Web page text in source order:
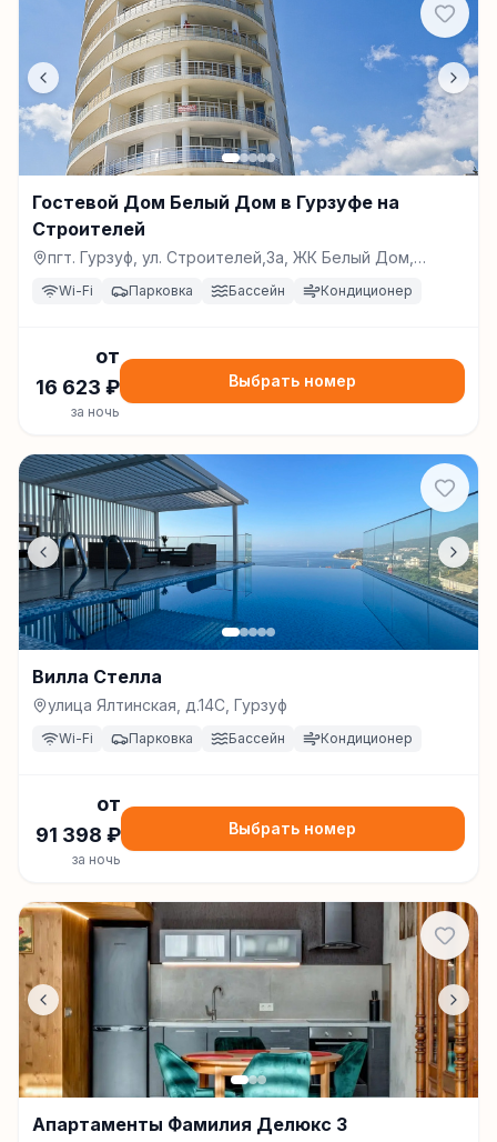
Гостевой Дом Белый Дом в Гурзуфе на
Строителей
пгт. Гурзуф, ул. Строителей,3а, ЖК Белый Дом,
Wi-Fi Парковка Бассейн Кондиционер
от
16 623 ₽
за ночь
Выбрать номер
Вилла Стелла
улица Ялтинская, д.14С, Гурзуф
Wi-Fi Парковка Бассейн Кондиционер
от
91 398 ₽
за ночь
Выбрать номер
Апартаменты Фамилия Делюкс 3